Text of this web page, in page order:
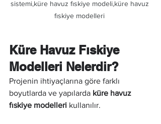
sistemi,küre havuz fıskiye modeli,küre havuz
fıskiye modelleri
Küre Havuz Fıskiye
Modelleri Nelerdir?
Projenin ihtiyaçlarına göre farklı
boyutlarda ve yapılarda küre havuz
fıskiye modelleri kullanılır.